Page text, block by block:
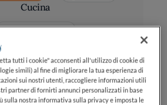
Cucina
MEDITERRANEA
tutti i cookie" acconsenti all'utilizzo di cookie di
simili) al fine di migliorare la tua esperienza di
sui nostri utenti, raccogliere informazioni utili
partner di fornirti annunci personalizzati in base
sulla nostra informativa sulla privacy e imposta le